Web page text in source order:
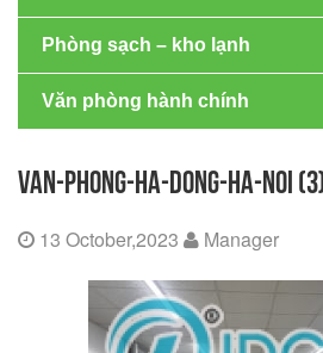
Phòng sạch – kho lạnh
Văn phòng hành chính
VAN-PHONG-HA-DONG-HA-NOI (3)
13 October,2023 Manager